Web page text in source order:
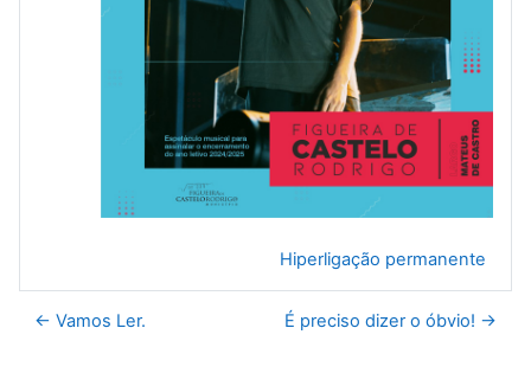
Hiperligação permanente
← Vamos Ler. É preciso dizer o óbvio! →